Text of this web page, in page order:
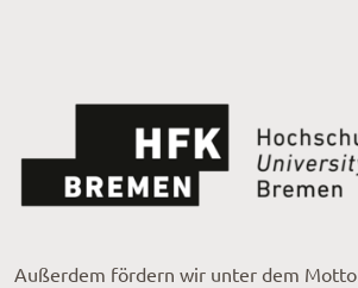
Außerdem fördern wir unter dem Motto